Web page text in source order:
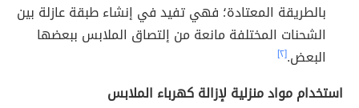
بالطريقة المعتادة؛ فهي تفيد في إنشاء طبقة عازلة بين
الشحنات المختلفة مانعة من إلتصاق الملابس ببعضها
البعض.[٢]
استخدام مواد منزلية لإزالة كهرباء الملابس